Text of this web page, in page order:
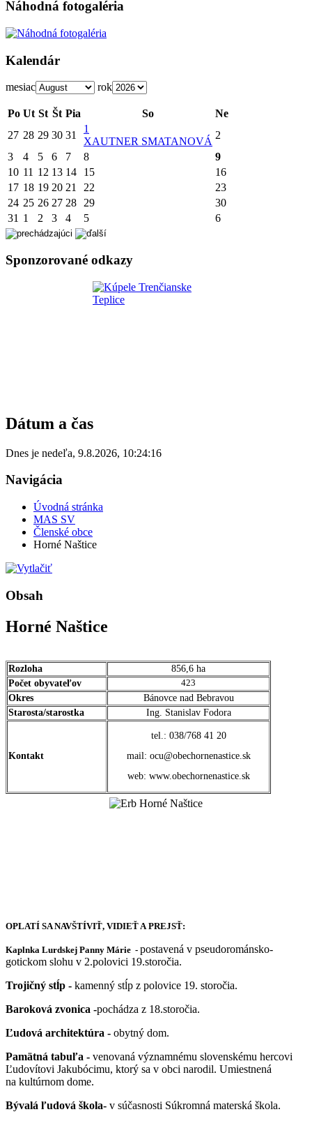
Náhodná fotogaléria
Kalendár
mesiac rok
Po Ut St Št Pia So
Ne
27 28 29 30 31
1
XAUTNER SMATANOVÁ
2
3
4 5 6 7 8
9
10 11 12 13 14 15
16
17 18 19 20 21 22
23
24 25 26 27 28 29
30
31 1 2 3 4 5 6
Sponzorované odkazy
Dátum a čas
Dnes je nedeľa, 9.8.2026, 10:24:16
Navigácia
Úvodná stránka
MAS SV
Členské obce
Horné Naštice
Obsah
Horné Naštice
Rozloha
856,6 ha
Počet obyvateľov
423
Okres
Bánovce nad Bebravou
Starosta/starostka
Ing. Stanislav Fodora
Kontakt
tel.: 038/768 41 20
mail: ocu@obechornenastice.sk
web: www.obechornenastice.sk
OPLATÍ SA NAVŠTÍVIŤ, VIDIEŤ A PREJSŤ:
Kaplnka Lurdskej Panny Márie - postavená v pseudorománsko-
gotickom slohu v 2.polovici 19.storočia.
Trojičný stĺp - kamenný stĺp z polovice 19. storočia.
Baroková zvonica -pochádza z 18.storočia.
Ľudová architektúra - obytný dom.
Pamätná tabuľa - venovaná významnému slovenskému hercovi
Ľudovítovi Jakubócimu, ktorý sa v obci narodil. Umiestnená
na kultúrnom dome.
Bývalá ľudová škola- v súčasnosti Súkromná materská škola.